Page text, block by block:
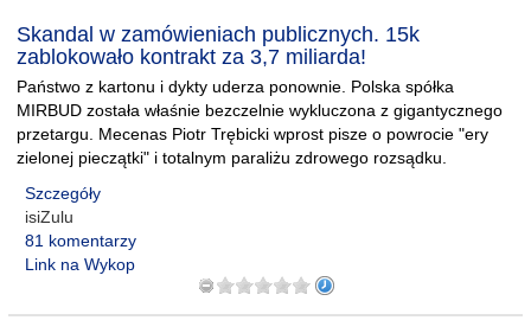
Skandal w zamówieniach publicznych. 15k
zablokowało kontrakt za 3,7 miliarda!
Państwo z kartonu i dykty uderza ponownie. Polska spółka
MIRBUD została właśnie bezczelnie wykluczona z gigantycznego
przetargu. Mecenas Piotr Trębicki wprost pisze o powrocie "ery
zielonej pieczątki" i totalnym paraliżu zdrowego rozsądku.
Szczegóły
isiZulu
81 komentarzy
Link na Wykop